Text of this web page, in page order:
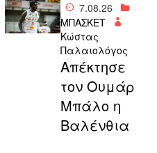
7.08.26
ΜΠΑΣΚΕΤ
Κώστας
Παλαιολόγος
Απέκτησε
τον Ουμάρ
Μπάλο η
Βαλένθια